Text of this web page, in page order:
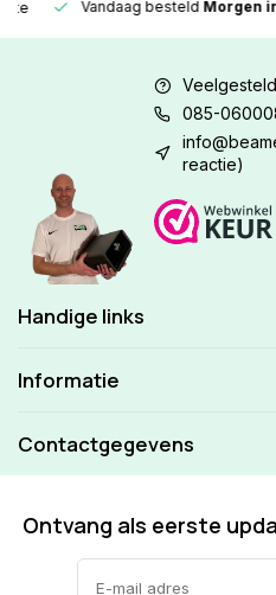
Vandaag besteldMorgen in
085-
reactie)
Handige links
Informatie
Contactgegevens
Ontvang als eerste